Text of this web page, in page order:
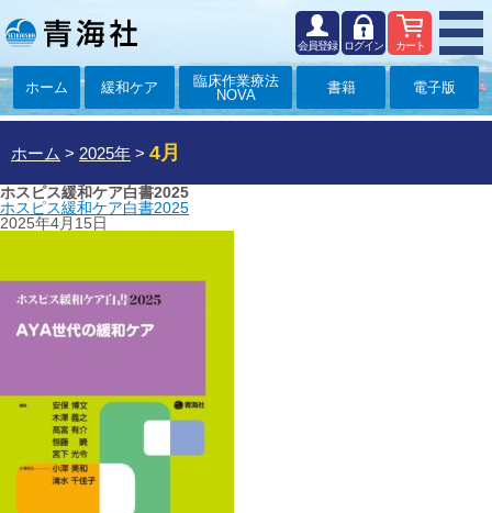
カート
ログイン
会員登録
ホーム 緩和ケア
臨床作業療法
NOVA
書籍 電子版
ホーム > 2025年 > 4月
ホスピス緩和ケア白書2025
ホスピス緩和ケア白書2025
2025年4月15日